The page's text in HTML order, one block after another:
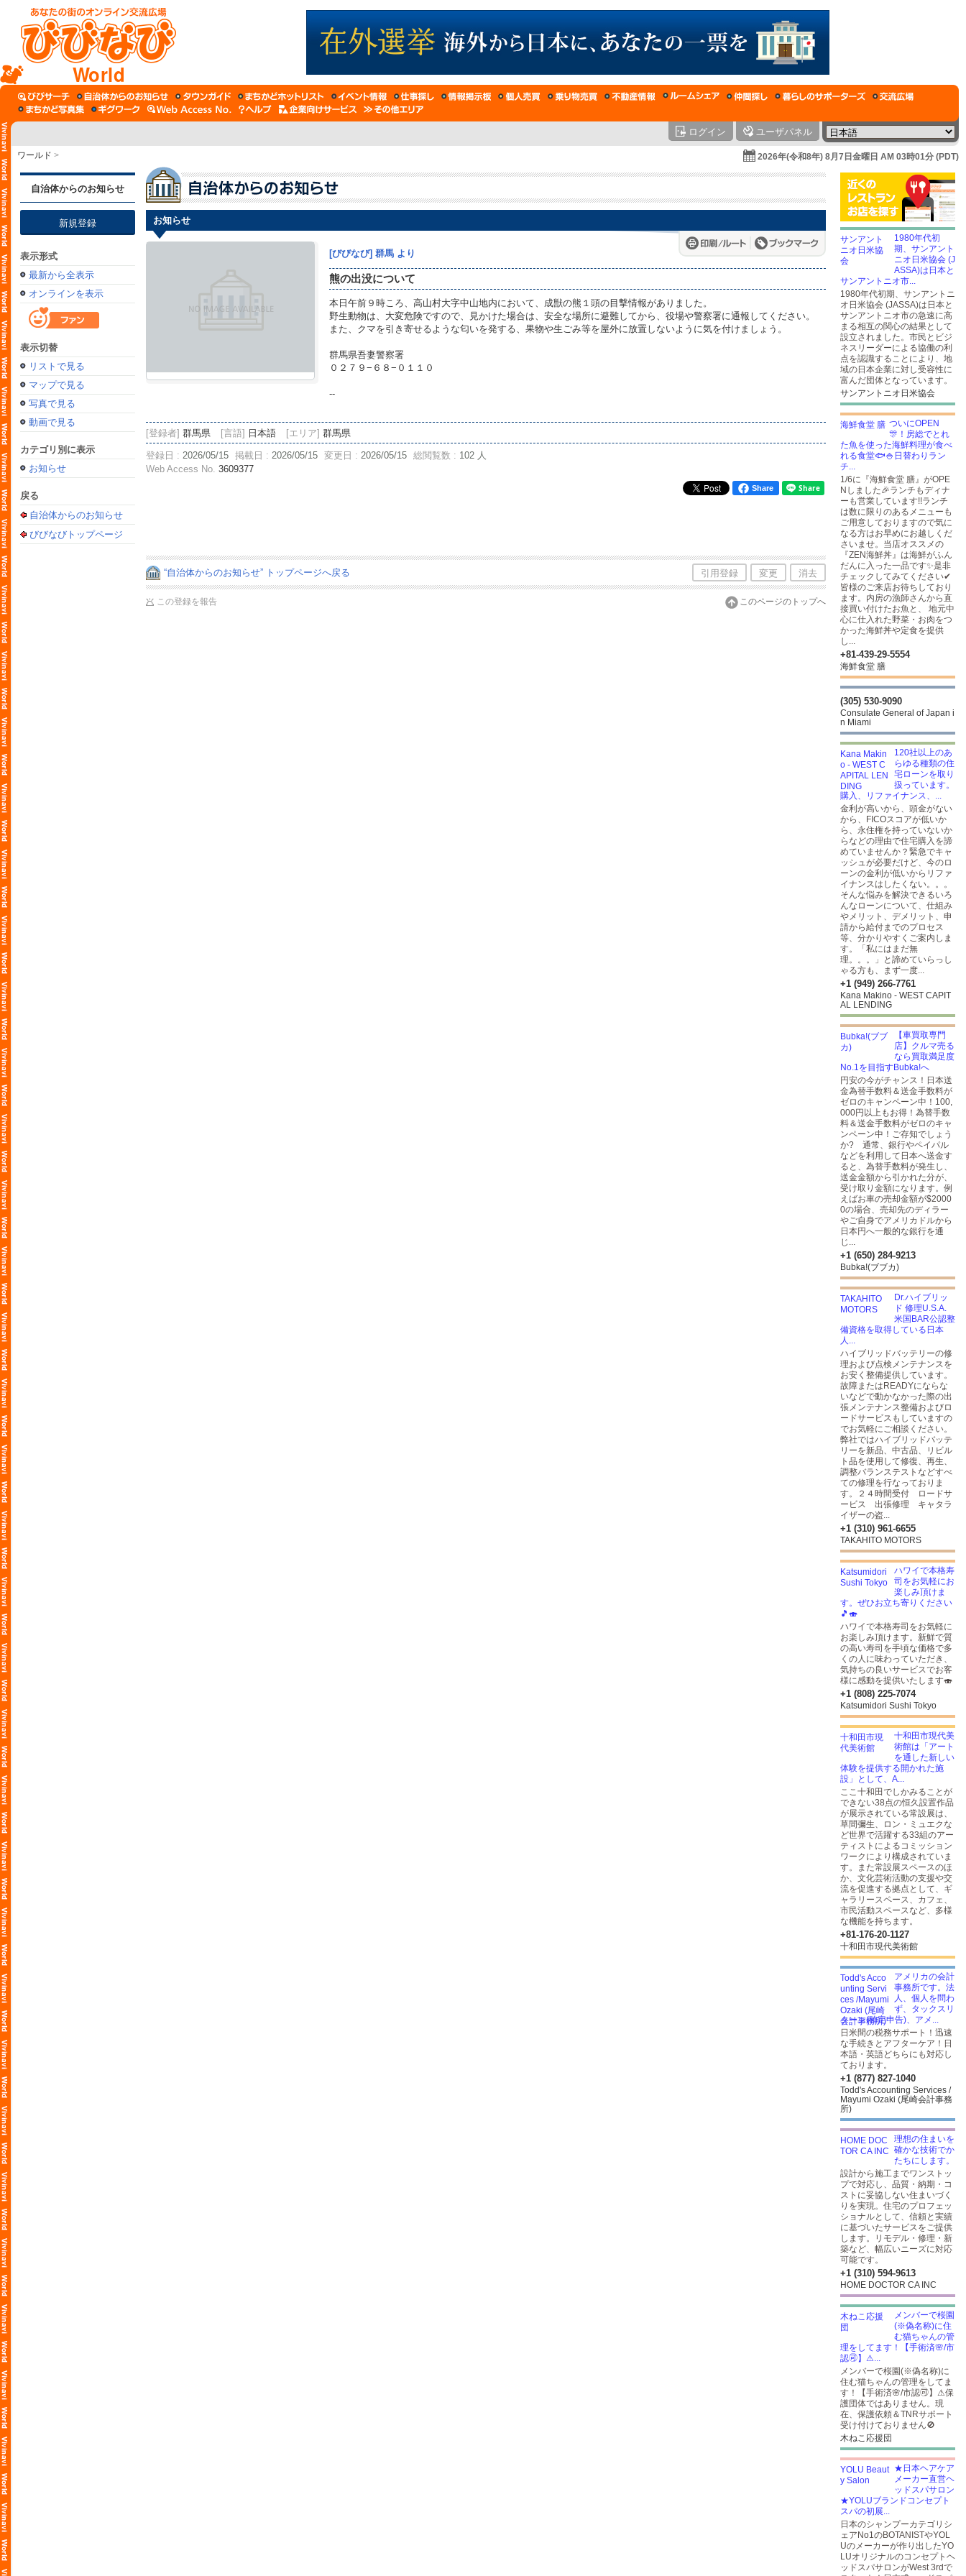
World
ログイン ユーザパネル
ワールド > 2026年(令和8年) 8月7日金曜日 AM 03時01分 (PDT)
自治体からのお知らせ
新規登録
表示形式
最新から全表示
オンラインを表示
表示切替
リストで見る
マップで見る
写真で見る
動画で見る
カテゴリ別に表示
お知らせ
戻る
自治体からのお知らせ
びびなびトップページ
お知らせ
[びびなび] 群馬 より
熊の出没について
本日午前９時ころ、高山村大字中山地内において、成獣の熊１頭の目撃情報がありました。
野生動物は、大変危険ですので、見かけた場合は、安全な場所に避難してから、役場や警察署に通報してください。
また、クマを引き寄せるような匂いを発する、果物や生ごみ等を屋外に放置しないように気を付けましょう。
群馬県吾妻警察署
０２７９−６８−０１１０
--
[登録者] 群馬県 [言語] 日本語 [エリア] 群馬県
登録日 : 2026/05/15 掲載日 : 2026/05/15 変更日 : 2026/05/15 総閲覧数 : 102 人
Web Access No. 3609377
Share
“自治体からのお知らせ” トップページへ戻る 引用登録 変更 消去
この登録を報告 このページのトップへ
1980年代初
期、サンアント
ニオ日米協会 (J
ASSA)は日本と
サンアントニオ市...
1980年代初期、サンアントニ
オ日米協会 (JASSA)は日本と
サンアントニオ市の急速に高
まる相互の関心の結果として
設立されました。市民とビジ
ネスリーダーによる協働の利
点を認識することにより、地
域の日本企業に対し受容性に
富んだ団体となっています。
サンアントニオ日米協会
ついにOPEN
🎊！房総でとれ
た魚を使った海鮮料理が食べ
れる食堂🐟🍚日替わりラン
チ...
1/6に『海鮮食堂 膳』がOPE
Nしました🎉ランチもディナ
ーも営業しています!!ランチ
は数に限りのあるメニューも
ご用意しておりますので気に
なる方はお早めにお越しくだ
さいませ。当店オススメの
『ZEN海鮮丼』は海鮮がふん
だんに入った一品です✨是非
チェックしてみてください✔
皆様のご来店お待ちしており
ます。内房の漁師さんから直
接買い付けたお魚と、 地元中
心に仕入れた野菜・お肉をつ
かった海鮮丼や定食を提供
し...
+81-439-29-5554
海鮮食堂 膳
(305) 530-9090
Consulate General of Japan i
n Miami
120社以上のあ
らゆる種類の住
宅ローンを取り
扱っています。
購入、リファイナンス、...
金利が高いから、頭金がない
から、FICOスコアが低いか
ら、永住権を持っていないか
らなどの理由で住宅購入を諦
めていませんか？緊急でキャ
ッシュが必要だけど、今のロ
ーンの金利が低いからリファ
イナンスはしたくない。。。
そんな悩みを解決できるいろ
んなローンについて、仕組み
やメリット、デメリット、申
請から給付までのプロセス
等、分かりやすくご案内しま
す。「私にはまだ無
理。。。」と諦めていらっし
ゃる方も、まず一度...
+1 (949) 266-7761
Kana Makino - WEST CAPIT
AL LENDING
【車買取専門
店】クルマ売る
なら買取満足度
No.1を目指すBubka!へ
円安の今がチャンス！日本送
金為替手数料＆送金手数料が
ゼロのキャンペーン中！100,
000円以上もお得！為替手数
料＆送金手数料がゼロのキャ
ンペーン中！ご存知でしょう
か? 通常、銀行やペイパル
などを利用して日本へ送金す
ると、為替手数料が発生し、
送金金額から引かれた分が、
受け取り金額になります。例
えばお車の売却金額が$2000
0の場合、売却先のディラー
やご自身でアメリカドルから
日本円へ一般的な銀行を通
じ...
+1 (650) 284-9213
Bubka!(ブブカ)
Dr.ハイブリッ
ド 修理U.S.A.
米国BAR公認整
備資格を取得している日本
人...
ハイブリッドバッテリーの修
理および点検メンテナンスを
お安く整備提供しています。
故障またはREADYにならな
いなどで動かなかった際の出
張メンテナンス整備およびロ
ードサービスもしていますの
でお気軽にご相談ください。
弊社ではハイブリッドバッテ
リーを新品、中古品、リビル
ト品を使用して修復、再生、
調整バランステストなどすべ
ての修理を行なっておりま
す。２４時間受付 ロードサ
ービス 出張修理 キャタラ
イザーの盗...
+1 (310) 961-6655
TAKAHITO MOTORS
ハワイで本格寿
司をお気軽にお
楽しみ頂けま
す。ぜひお立ち寄りください
🎵🍣
ハワイで本格寿司をお気軽に
お楽しみ頂けます。新鮮で質
の高い寿司を手頃な価格で多
くの人に味わっていただき、
気持ちの良いサービスでお客
様に感動を提供いたします🍣
+1 (808) 225-7074
Katsumidori Sushi Tokyo
十和田市現代美
術館は「アート
を通した新しい
体験を提供する開かれた施
設」として、A...
ここ十和田でしかみることが
できない38点の恒久設置作品
が展示されている常設展は、
草間彌生、ロン・ミュエクな
ど世界で活躍する33組のアー
ティストによるコミッション
ワークにより構成されていま
す。また常設展スペースのほ
か、文化芸術活動の支援や交
流を促進する拠点として、ギ
ャラリースペース、カフェ、
市民活動スペースなど、多様
な機能を持ちます。
+81-176-20-1127
十和田市現代美術館
アメリカの会計
事務所です。法
人、個人を問わ
ず、タックスリ
ターン(確定申告)、アメ...
日米間の税務サポート！迅速
な手続きとアフターケア！日
本語・英語どちらにも対応し
ております。
+1 (877) 827-1040
Todd's Accounting Services /
Mayumi Ozaki (尾崎会計事務
所)
理想の住まいを
確かな技術でか
たちにします。
設計から施工までワンストッ
プで対応し、品質・納期・コ
ストに妥協しない住まいづく
りを実現。住宅のプロフェッ
ショナルとして、信頼と実績
に基づいたサービスをご提供
します。リモデル・修理・新
築など、幅広いニーズに対応
可能です。
+1 (310) 594-9613
HOME DOCTOR CA INC
メンバーで桜園
(※偽名称)に住
む猫ちゃんの管
理をしてます！【手術済🌸/市
認🉑】⚠...
メンバーで桜園(※偽名称)に
住む猫ちゃんの管理をしてま
す！【手術済🌸/市認🉑】⚠保
護団体ではありません。現
在、保護依頼＆TNRサポート
受け付けておりません🚫
木ねこ応援団
★日本ヘアケア
メーカー直営ヘ
ッドスパサロン
★YOLUブランドコンセプト
スパの初展...
日本のシャンプーカテゴリシ
ェアNo1のBOTANISTやYOL
Uのメーカーが作り出したYO
LUオリジナルのコンセプトヘ
ッドスパサロンがWest 3rdで